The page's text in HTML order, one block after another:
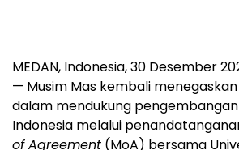
MEDAN, Indonesia, 30 Desember
— Musim Mas kembali
dalam mendukung
Indonesia melalui
of Agreement (MoA) bersama